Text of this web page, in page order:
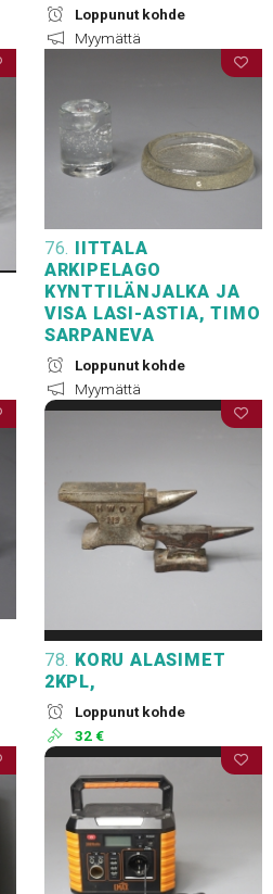
Loppunut kohde
Myymättä
76. IITTALA
ARKIPELAGO
KYNTTILÄNJALKA JA
VISA LASI-ASTIA, TIMO
SARPANEVA
Loppunut kohde
Myymättä
78. KORU ALASIMET
2KPL,
Loppunut kohde
32 €